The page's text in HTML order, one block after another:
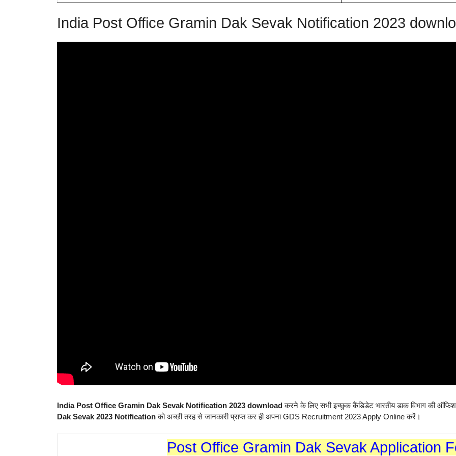
India Post Office Gramin Dak Sevak Notification 2023
India Post Office Gramin Dak Sevak Notification 2023 downloadकरने के लिए सभी इच्छुक कैंडिडेट भारतीय डाक विभाग की
Dak Sevak 2023 Notificationको अच्छी तरह से जानकारी प्राप्त कर ही अपना GDS Recruitment 2023 Apply Online करें।
Post Office Gramin Dak Sevak Application